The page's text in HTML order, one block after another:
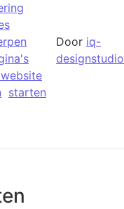
starten
Door iq-
designstudio